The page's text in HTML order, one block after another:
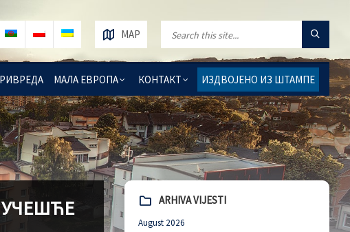
МАЛА ЕВРОПА КОНТАКТ ИЗДВОЈЕНО ИЗ ШТАМПЕ
MAP
ARHIVA VIJESTI
August 2026